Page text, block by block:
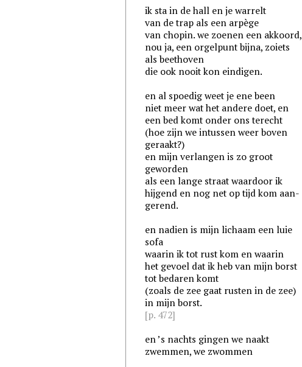
ik sta in de hall en je warrelt
van de trap als een arpège
van chopin. we zoenen een akkoord,
nou ja, een orgelpunt bijna, zoiets
als beethoven
die ook nooit kon eindigen.
en al spoedig weet je ene been
niet meer wat het andere doet, en
een bed komt onder ons terecht
(hoe zijn we intussen weer boven
geraakt?)
en mijn verlangen is zo groot
geworden
als een lange straat waardoor ik
hijgend en nog net op tijd kom aan-
gerend.
en nadien is mijn lichaam een luie
sofa
waarin ik tot rust kom en waarin
het gevoel dat ik heb van mijn borst
tot bedaren komt
(zoals de zee gaat rusten in de zee)
in mijn borst.
[p. 472]
en ’s nachts gingen we naakt
zwemmen, we zwommen